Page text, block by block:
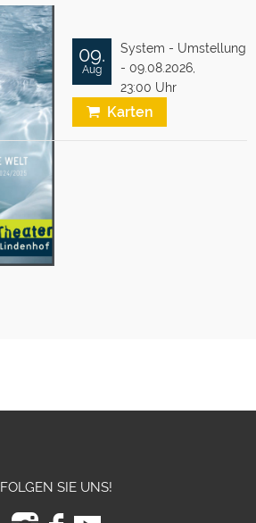
09.
Aug
System - Umstellung
- 09.08.2026,
23:00 Uhr
Karten
FOLGEN SIE UNS!